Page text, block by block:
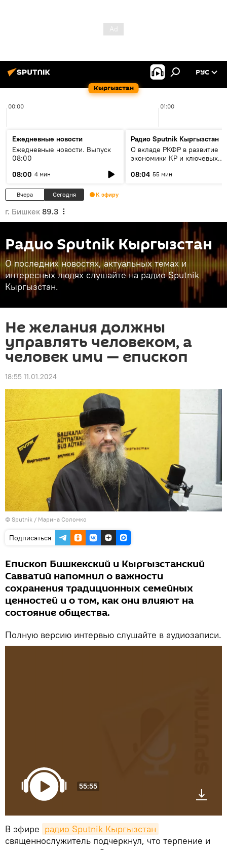
Кыргызстан
РУС
00:00 01:00
Ежедневные новости
Ежедневные новости. Выпуск
08:00
08:00 4 мин
Радио Sputnik Кыргызстан
О вкладе РКФР в развитие
экономики КР и ключевых
08:04 55 мин
Вчера Сегодня К эфиру
г. Бишкек 89.3
Радио Sputnik Кыргызстан
О последних новостях, актуальных темах и
интересных людях слушайте на радио Sputnik
Кыргызстан.
Не желания должны
управлять человеком, а
человек ими — епископ
18:55 11.01.2024
© Sputnik / Марина Соломко
Подписаться
Епископ Бишкекский и Кыргызстанский
Савватий напомнил о важности
сохранения традиционных семейных
ценностей и о том, как они влияют на
состояние общества.
Полную версию интервью слушайте в аудиозаписи.
55:55
В эфире радио Sputnik Кыргызстан
священнослужитель подчеркнул, что терпение и